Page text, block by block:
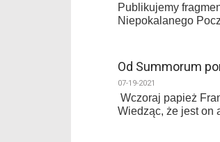
Publikujemy
Niepokalanego
Od Summorum
07-19-2021
Wczoraj papież
Wiedząc, że jest on